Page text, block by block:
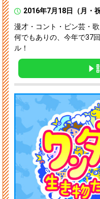
2016年7月18日（月・
漫才・コント・ピン芸・
何でもありの、今年で37
ル！